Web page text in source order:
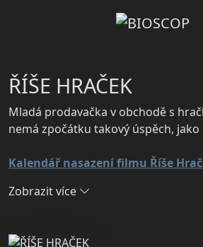
ŘÍŠE HRAČEK
Mladá prodavačka v obchodě s
nemá zpočátku takový úspěch,
Kalendář nasazení filmu Říše
Zobrazit více